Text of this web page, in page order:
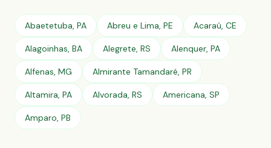
Abaetetuba, PA Abreu e Lima, PE Acaraú, CE
Alagoinhas, BA Alegrete, RS Alenquer, PA
Alfenas, MG Almirante Tamandaré, PR
Altamira, PA Alvorada, RS Americana, SP
Amparo, PB